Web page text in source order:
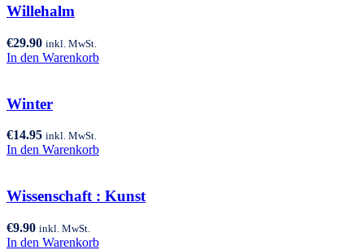
Willehalm
€29.90 inkl. MwSt.
In den Warenkorb
Winter
€14.95 inkl. MwSt.
In den Warenkorb
Wissenschaft : Kunst
€9.90 inkl. MwSt.
In den Warenkorb